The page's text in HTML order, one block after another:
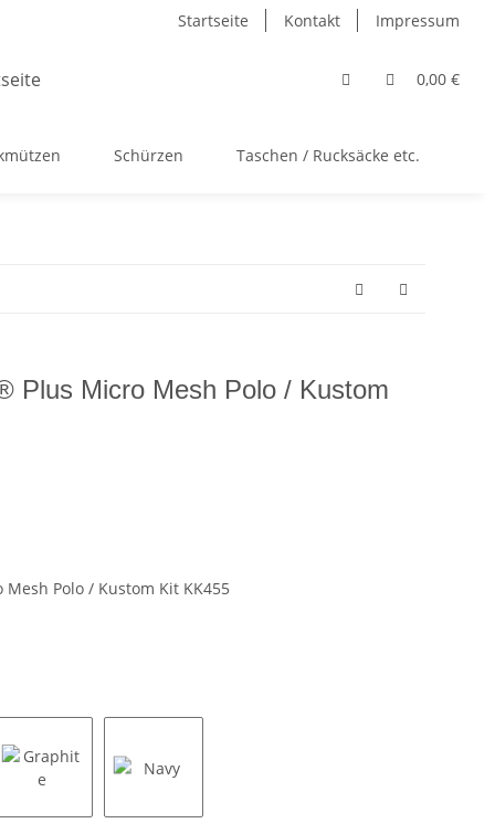
Startseite Kontakt Impressum
0,00 €
Schürzen Taschen / Rucksäcke etc.
Plus Micro Mesh Polo / Kustom
Polo / Kustom Kit KK455